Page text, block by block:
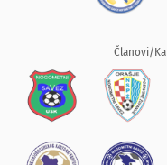
Članovi/